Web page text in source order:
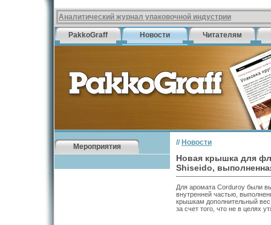
Аналитический журнал упаковочной индустрии
PakkoGraff Новости Читателям
Мероприятия // Новости
Новая крышка для
Shiseido,
Для аромата Corduroy были
внутренней частью,
крышкам дополнительный
за счет того, что не в целях